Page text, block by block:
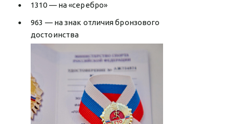
1310 — на «серебро»
963 — на знак отличия бронзового
достоинства